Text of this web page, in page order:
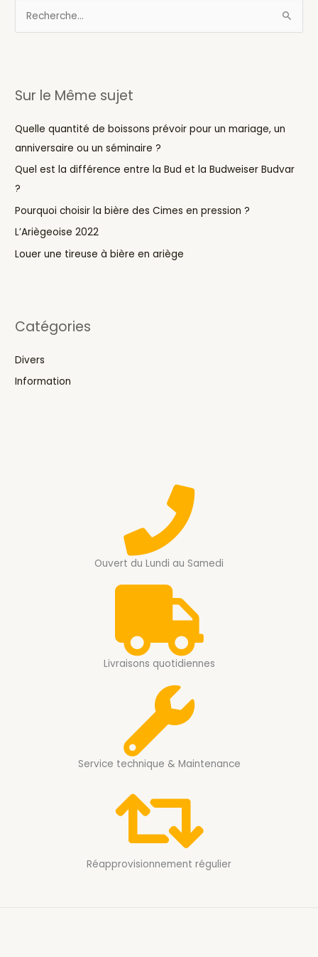
e
e
c
h
e
r
:
Sur le Même sujet
Quelle quantité de boissons prévoir pour un mariage, un
anniversaire ou un séminaire ?
Quel est la différence entre la Bud et la Budweiser Budvar
?
Pourquoi choisir la bière des Cimes en pression ?
L’Ariègeoise 2022
Louer une tireuse à bière en ariège
Catégories
Divers
Information
Ouvert du Lundi au Samedi
Livraisons quotidiennes
Service technique & Maintenance
Réapprovisionnement régulier